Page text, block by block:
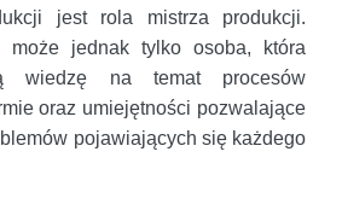
jest rola mistrza produkcji.
może jednak tylko osoba, która
wiedzę na temat procesów
oraz umiejętności pozwalające
pojawiających się każdego